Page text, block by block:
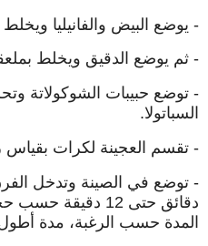
- يوضع البيض والفانيليا ويخلط
- ثم يوضع الدقيق ويخلط
- توضع حبيبات الشوكولاتة
السباتولا.
- تقسم العجينة لكرات بقياس
دقائق حتى 12
المدة حسب الرغبة، مدة